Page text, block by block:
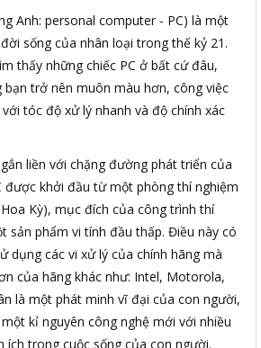
Anh: personal computer - PC) là một
sống của nhân loại trong thế kỷ 21.
thấy những chiếc PC ở bất cứ đâu,
bạn trở nên muôn màu hơn, công việc
tóc độ xử lý nhanh và độ chính xác
liền với chặng đường phát triển của
được khởi đầu từ một phòng thí nghiệm
Kỳ), mục đích của công trình thí
sản phẩm vi tính đầu thấp. Điều này có
dụng các vi xử lý của chính hãng mà
của hãng khác như: Intel, Motorola,
là một phát minh vĩ đại của con người,
kỉ nguyên công nghệ mới với nhiều
ích trong cuộc sống của con người.